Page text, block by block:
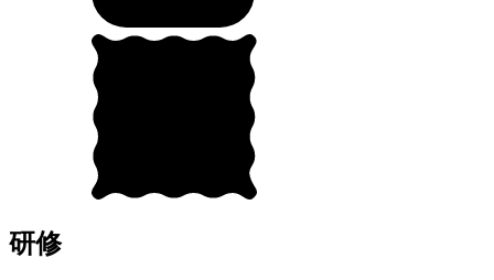
研修